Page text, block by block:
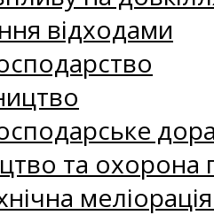
відходами
та